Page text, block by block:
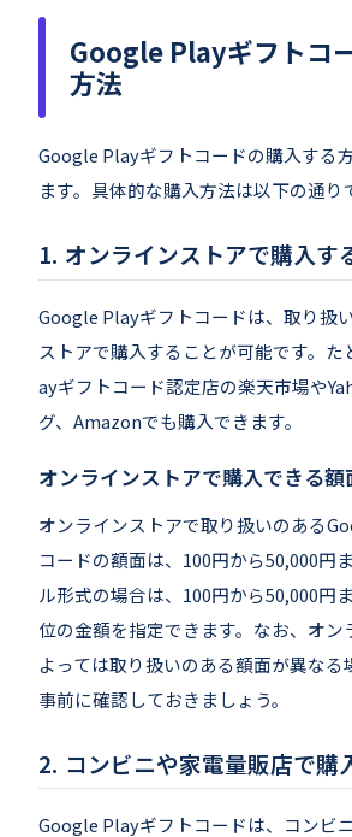
Google Playギフトコ
方法
Google Playギフトコードの購入する
ます。具体的な購入方法は以下の通り
オンラインストアで購入す
Google Playギフトコードは、取り扱
ストアで購入することが可能です。
ayギフトコード認定店の楽天市場や
グ、Amazonでも購入できます。
オンラインストアで購入できる額
オンラインストアで取り扱いのある
コードの額面は、100円から50,000円
ル形式の場合は、100円から50,000円
位の金額を指定できます。なお、オン
よっては取り扱いのある額面が異なる
事前に確認しておきましょう。
コンビニや家電量販店で購
Google Playギフトコードは、コンビ